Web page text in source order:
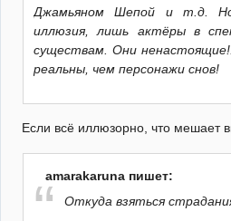
Джамьяном Шепой и т.д.
иллюзия, лишь актёры в
существам. Они
реальны, чем персонажи снов!
Если всё иллюзорно, что мешает
amarakaruna пишет:
Откуда взяться